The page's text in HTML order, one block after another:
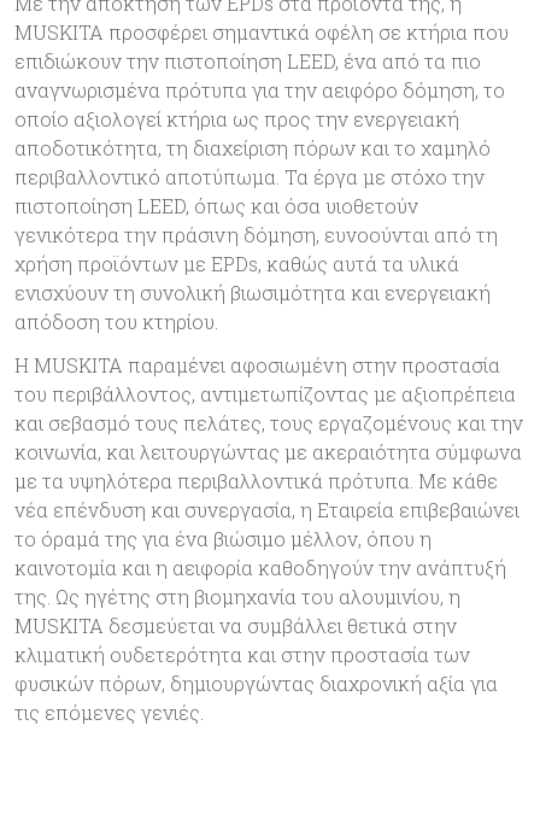
MUSKITA προσφέρει σημαντικά οφέλη σε κτήρια που
επιδιώκουν την πιστοποίηση LEED, ένα από τα πιο
αναγνωρισμένα πρότυπα για την αειφόρο δόμηση, το
οποίο αξιολογεί κτήρια ως προς την ενεργειακή
αποδοτικότητα, τη διαχείριση πόρων και το χαμηλό
περιβαλλοντικό αποτύπωμα. Τα έργα με στόχο την
πιστοποίηση LEED, όπως και όσα υιοθετούν
γενικότερα την πράσινη δόμηση, ευνοούνται από τη
χρήση προϊόντων με EPDs, καθώς αυτά τα υλικά
ενισχύουν τη συνολική βιωσιμότητα και ενεργειακή
απόδοση του κτηρίου.
Η MUSKITA παραμένει αφοσιωμένη στην προστασία
του περιβάλλοντος, αντιμετωπίζοντας με αξιοπρέπεια
και σεβασμό τους πελάτες, τους εργαζομένους και την
κοινωνία, και λειτουργώντας με ακεραιότητα σύμφωνα
με τα υψηλότερα περιβαλλοντικά πρότυπα. Με κάθε
νέα επένδυση και συνεργασία, η Εταιρεία επιβεβαιώνει
το όραμά της για ένα βιώσιμο μέλλον, όπου η
καινοτομία και η αειφορία καθοδηγούν την ανάπτυξή
της. Ως ηγέτης στη βιομηχανία του αλουμινίου, η
MUSKITA δεσμεύεται να συμβάλλει θετικά στην
κλιματική ουδετερότητα και στην προστασία των
φυσικών πόρων, δημιουργώντας διαχρονική αξία για
τις επόμενες γενιές.